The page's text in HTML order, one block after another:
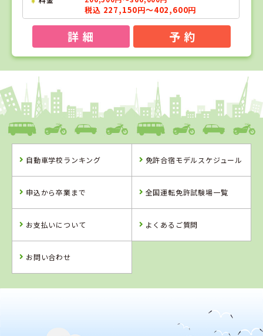
税込 227,150円～402,600円
詳 細 予 約
1
福島県
タイヘイドライバーズスクール
詳 細 予 約
バーズスクール
予 約
自動車学校ランキング 免許合宿モデルスケジュール
申込から卒業まで 全国運転免許試験場一覧
お支払いについて よくあるご質問
お問い合わせ